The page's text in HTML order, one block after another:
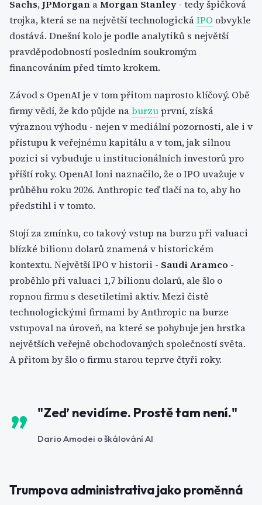
Sachs,JPMorgan aMorgan Stanley- tedy špičková
trojka, která se na největší technologickáIPO obvykle
dostává. Dnešní kolo je podle analytiků s největší
pravděpodobností posledním soukromým
financováním před tímto krokem.
Závod s OpenAI je v tom přitom naprosto klíčový. Obě
firmy vědí, že kdo půjde naburzuprvní, získá
výraznou výhodu - nejen v mediální pozornosti, ale i v
přístupu k veřejnému kapitálu a v tom, jak silnou
pozici si vybuduje u institucionálních investorů pro
příští roky. OpenAI loni naznačilo, že o IPO uvažuje v
průběhu roku 2026. Anthropic teď tlačí na to, aby ho
předstihl i v tomto.
Stojí za zmínku, co takový vstup na burzu při valuaci
blízké bilionu dolarů znamená v historickém
kontextu. Největší IPO v historii - Saudi Aramco -
proběhlo při valuaci 1,7 bilionu dolarů, ale šlo o
ropnou firmu s desetiletími aktiv. Mezi čistě
technologickými firmami by Anthropic na burze
vstupoval na úroveň, na které se pohybuje jen hrstka
největších veřejně obchodovaných společností světa.
A přitom by šlo o firmu starou teprve čtyři roky.
"Zeď nevidíme. Prostě tam není."
Dario Amodei o škálování AI
Trumpova administrativa jako proměnná